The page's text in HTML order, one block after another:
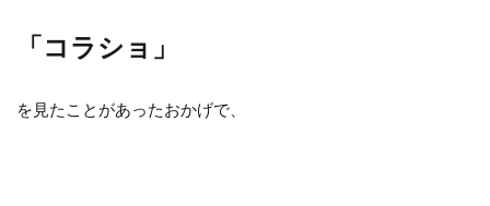
「コラショ」
を見たことがあったおかげで、